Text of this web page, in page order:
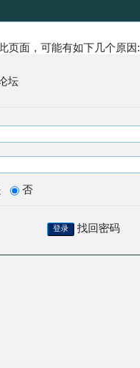
页面，可能有如下几个原因:
坛
否
找回密码